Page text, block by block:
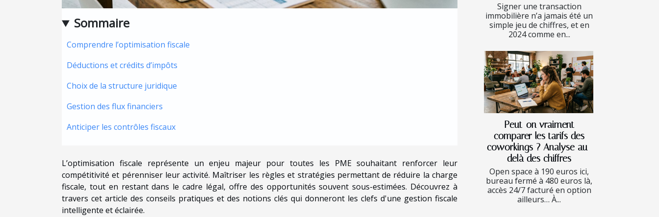
Sommaire
Comprendre l’optimisation fiscale
Déductions et crédits d’impôts
Choix de la structure juridique
Gestion des flux financiers
Anticiper les contrôles fiscaux
L’optimisation fiscale représente un enjeu majeur pour toutes les PME souhaitant renforcer leur
compétitivité et pérenniser leur activité. Maîtriser les règles et stratégies permettant de réduire la charge
fiscale, tout en restant dans le cadre légal, offre des opportunités souvent sous-estimées. Découvrez à
travers cet article des conseils pratiques et des notions clés qui donneront les clefs d'une gestion fiscale
intelligente et éclairée.
Signer une transaction
immobilière n’a jamais été un
simple jeu de chiffres, et en
2024 comme en...
Peut-on vraiment
comparer les tarifs des
coworkings ? Analyse au-
delà des chiffres
Open space à 190 euros ici,
bureau fermé à 480 euros là,
accès 24/7 facturé en option
ailleurs… À...